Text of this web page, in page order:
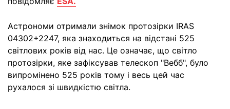
Астрономи отримали знімок протозірки IRAS
04302+2247, яка знаходиться на відстані 525
світлових років від нас. Це означає, що світло
протозірки, яке зафіксував телескоп "Вебб", було
випромінено 525 років тому і весь цей час
рухалося зі швидкістю світла.